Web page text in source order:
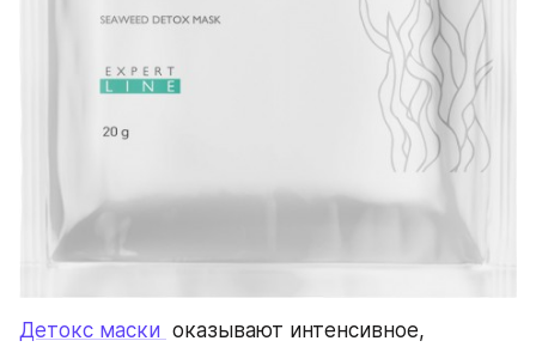
Детокс маски оказывают интенсивное,